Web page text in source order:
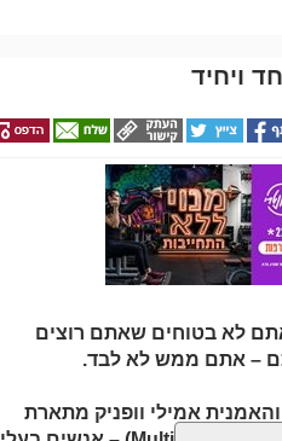
ויחיד
לא בטוחים שאתם רוצים
– אתם ממש לא לבד.
אמילי וופניק מתארת